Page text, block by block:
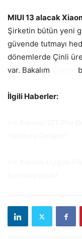
MIUI 13 alacak
Şirketin bütün yeni
güvende tutmayı
dönemlerde Çinli
var. Bakalım
İlgili Haberler: